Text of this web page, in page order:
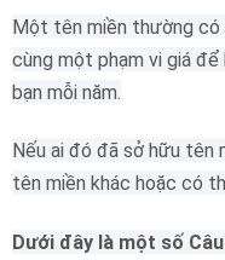
Một tên miền thường có
cùng một phạm vi giá
bạn mỗi năm.
Nếu ai đó đã sở hữu tên
tên miền khác hoặc có
Dưới đây là một số